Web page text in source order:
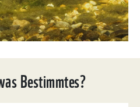
Bestimmtes?